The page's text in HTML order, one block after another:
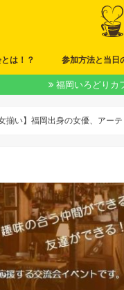
は！？ 参加方法と当日
福岡いろどりカ
女揃い】福岡出身の女優、アー